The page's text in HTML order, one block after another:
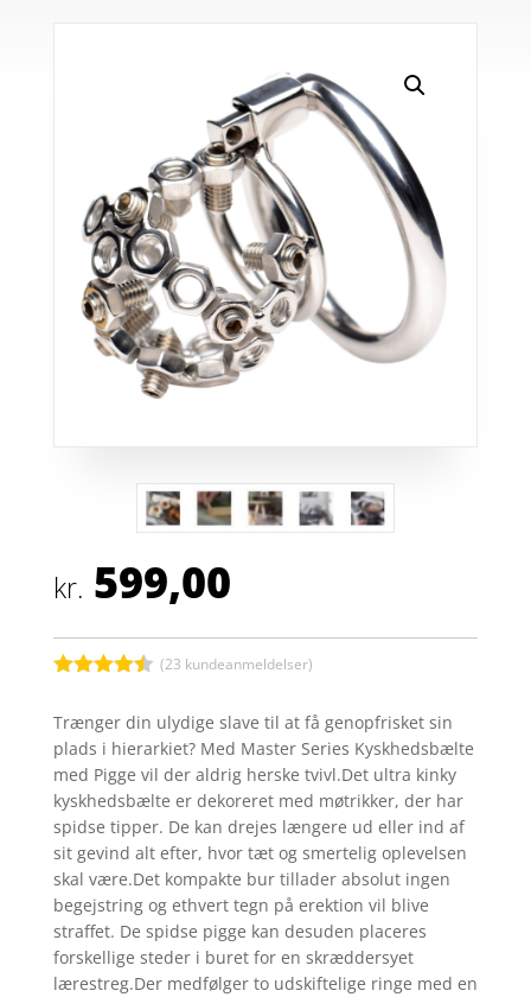
kr. 599,00
ud af 5
baseret
på
kundebedø
mmelser
(23 kundeanmeldelser)
Trænger din ulydige slave til at få genopfrisket sin
plads i hierarkiet? Med Master Series Kyskhedsbælte
med Pigge vil der aldrig herske tvivl.Det ultra kinky
kyskhedsbælte er dekoreret med møtrikker, der har
spidse tipper. De kan drejes længere ud eller ind af
sit gevind alt efter, hvor tæt og smertelig oplevelsen
skal være.Det kompakte bur tillader absolut ingen
begejstring og ethvert tegn på erektion vil blive
straffet. De spidse pigge kan desuden placeres
forskellige steder i buret for en skræddersyet
lærestreg.Der medfølger to udskiftelige ringe med en